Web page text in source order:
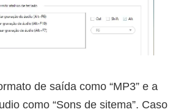
de saída como “MP3” e a
como “Sons de sitema”. Caso